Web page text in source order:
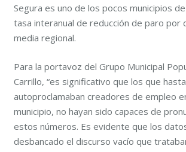
Segura es uno de los pocos municipios de
tasa interanual de reducción de paro por
media regional.
Para la portavoz del Grupo Municipal
Carrillo, “es significativo que los que
autoproclamaban creadores de empleo
municipio, no hayan sido capaces de
estos números. Es evidente que los
desbancado el discurso vacío que